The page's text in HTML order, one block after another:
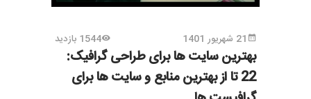
21 شهریور 1401 1544 بازدید
بهترین سایت ها برای طراحی گرافیک:
22 تا از بهترین منابع و سایت ها برای